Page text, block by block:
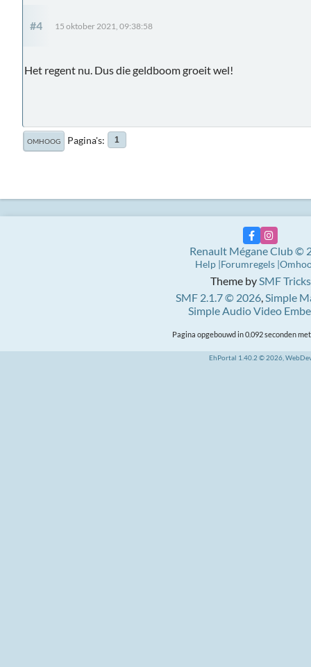
#4 15 oktober 2021, 09:38:58
Het regent nu. Dus die geldboom groeit wel!
OMHOOG Pagina's 1
Theme bySMF Tricks
SMF 2.1.7 © 2026,Simple
Simple Audio Video
Renault Mégane Club ©
Help Forumregels
Pagina opgebouwd in 0.092 seconden
EhPortal 1.40.2 © 2026,